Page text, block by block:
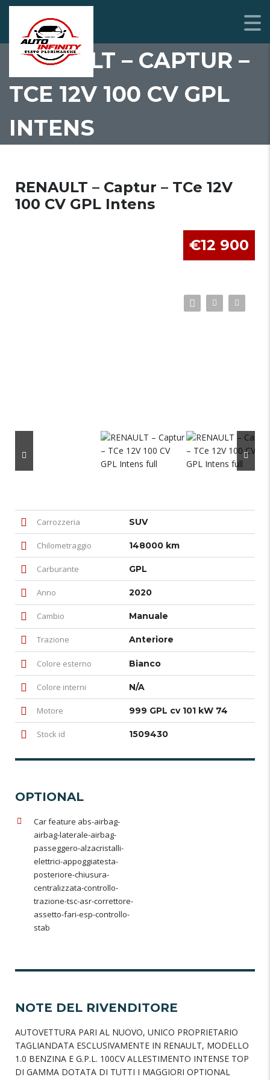
RENAULT – CAPTUR –
TCE 12V 100 CV GPL
INTENS
RENAULT – Captur – TCe 12V
100 CV GPL Intens
€12 900
Carrozzeria SUV
Chilometraggio 148000 km
Carburante GPL
Anno 2020
Cambio Manuale
Trazione Anteriore
Colore esterno Bianco
Colore interni N/A
Motore 999 GPL cv 101 kW 74
Stock id 1509430
OPTIONAL
Car feature abs-airbag-
airbag-laterale-airbag-
passeggero-alzacristalli-
elettrici-appoggiatesta-
posteriore-chiusura-
centralizzata-controllo-
trazione-tsc-asr-correttore-
assetto-fari-esp-controllo-
stab
NOTE DEL RIVENDITORE
AUTOVETTURA PARI AL NUOVO, UNICO PROPRIETARIO
TAGLIANDATA ESCLUSIVAMENTE IN RENAULT, MODELLO
1.0 BENZINA E G.P.L. 100CV ALLESTIMENTO INTENSE TOP
DI GAMMA DOTATA DI TUTTI I MAGGIORI OPTIONAL